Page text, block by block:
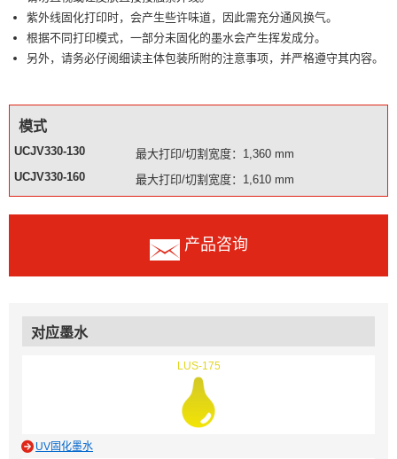
紫外线固化打印时，会产生些许味道，因此需充分通风换气。
根据不同打印模式，一部分未固化的墨水会产生挥发成分。
另外，请务必仔阅细读主体包装所附的注意事项，并严格遵守其内容。
模式
UCJV330-130
最大打印/切割宽度：1,360 mm
UCJV330-160
最大打印/切割宽度：1,610 mm
产品咨询
对应墨水
LUS-175
UV固化墨水